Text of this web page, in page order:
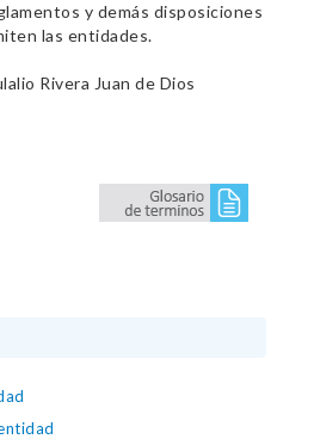
y demás disposiciones
las entidades.
Rivera Juan de Dios